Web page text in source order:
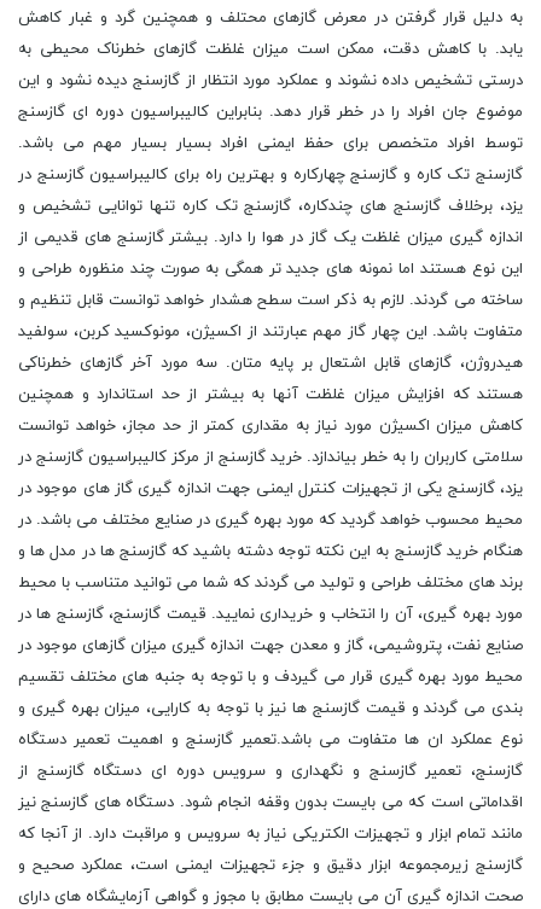
به دلیل قرار گرفتن در معرض گازهای محتلف و همچنین گرد و غبار کاهش
یابد. با کاهش دقت، ممکن است میزان غلظت گازهای خطرناک محیطی به
درستی تشخیص داده نشوند و عملکرد مورد انتظار از گازسنج دیده نشود و این
موضوع جان افراد را در خطر قرار دهد. بنابراین کالیبراسیون دوره ای گازسنج
توسط افراد متخصص برای حفظ ایمنی افراد بسیار بسیار مهم می باشد.
گازسنج تک کاره و گازسنج چهارکاره و بهترین راه برای کالیبراسیون گازسنج در
یزد، برخلاف گازسنج های چندکاره، گازسنج تک کاره تنها توانایی تشخیص و
اندازه گیری میزان غلظت یک گاز در هوا را دارد. بیشتر گازسنج های قدیمی از
این نوع هستند اما نمونه های جدید تر همگی به صورت چند منظوره طراحی و
ساخته می گردند. لازم به ذکر است سطح هشدار خواهد توانست قابل تنظیم و
متفاوت باشد. این چهار گاز مهم عبارتند از اکسیژن، مونوکسید کربن، سولفید
هیدروژن، گازهای قابل اشتعال بر پایه متان. سه مورد آخر گازهای خطرناکی
هستند که افزایش میزان غلظت آنها به بیشتر از حد استاندارد و همچنین
کاهش میزان اکسیژن مورد نیاز به مقداری کمتر از حد مجاز، خواهد توانست
سلامتی کاربران را به خطر بیاندازد. خرید گازسنج از مرکز کالیبراسیون گازسنج در
یزد، گازسنج یکی از تجهیزات کنترل ایمنی جهت اندازه گیری گاز های موجود در
محیط محسوب خواهد گردید که مورد بهره گیری در صنایع مختلف می باشد. در
هنگام خرید گازسنج به این نکته توجه دشته باشید که گازسنج ها در مدل ها و
برند های مختلف طراحی و تولید می گردند که شما می توانید متناسب با محیط
مورد بهره گیری، آن را انتخاب و خریداری نمایید. قیمت گازسنج، گازسنج ها در
صنایع نفت، پتروشیمی، گاز و معدن جهت اندازه گیری میزان گازهای موجود در
محیط مورد بهره گیری قرار می گیردف و با توجه به جنبه های مختلف تقسیم
بندی می گردند و قیمت گازسنج ها نیز با توجه به کارایی، میزان بهره گیری و
نوع عملکرد ان ها متفاوت می باشد.تعمیر گازسنج و اهمیت تعمیر دستگاه
گازسنج، تعمیر گازسنج و نگهداری و سرویس دوره ای دستگاه گازسنج از
اقداماتی است که می بایست بدون وقفه انجام شود. دستگاه های گازسنج نیز
مانند تمام ابزار و تجهیزات الکتریکی نیاز به سرویس و مراقبت دارد. از آنجا که
گازسنج زیرمجموعه ابزار دقیق و جزء تجهیزات ایمنی است، عملکرد صحیح و
صحت اندازه گیری آن می بایست مطابق با مجوز و گواهی آزمایشگاه های دارای